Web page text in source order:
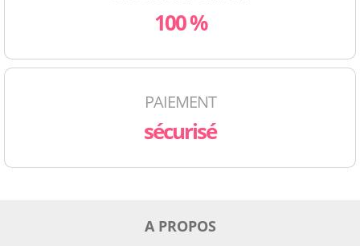
100 %
PAIEMENT
sécurisé
A PROPOS